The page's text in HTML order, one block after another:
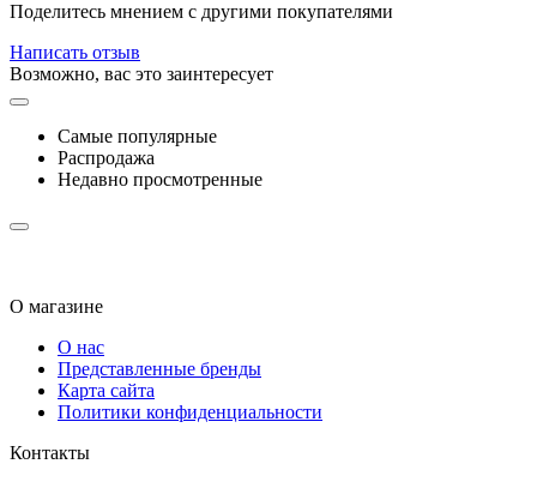
Поделитесь мнением с другими покупателями
Написать отзыв
Возможно, вас это заинтересует
Самые популярные
Распродажа
Недавно просмотренные
О магазине
О нас
Представленные бренды
Карта сайта
Политики конфиденциальности
Контакты